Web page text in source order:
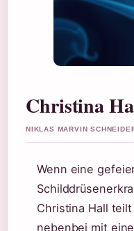
Christina
NIKLAS MARVIN
Wenn eine
Christina Hall
nebenbei mit